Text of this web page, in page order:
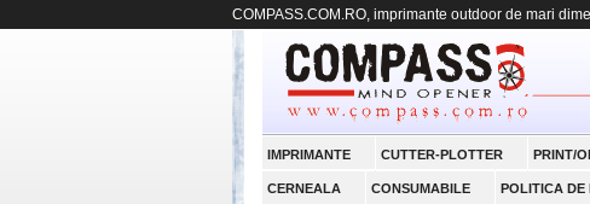
COMPASS.COM.RO, imprimante outdoor de mari
IMPRIMANTE CUTTER-PLOTTER PRINT/
CERNEALA CONSUMABILE POLITICA DE